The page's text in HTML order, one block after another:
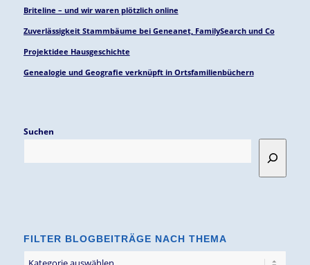
Briteline – und wir waren plötzlich online
Zuverlässigkeit Stammbäume bei Geneanet, FamilySearch und Co
Projektidee Hausgeschichte
Genealogie und Geografie verknüpft in Ortsfamilienbüchern
Suchen
FILTER BLOGBEITRÄGE NACH THEMA